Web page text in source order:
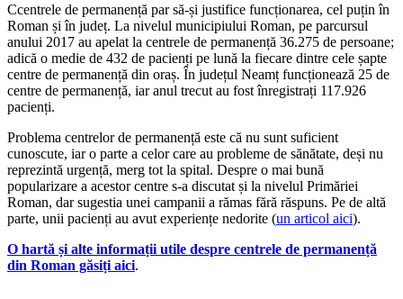
Ccentrele de permanență par să-și justifice funcționarea, cel puțin în
Roman și în județ. La nivelul municipiului Roman, pe parcursul
anului 2017 au apelat la centrele de permanență 36.275 de persoane;
adică o medie de 432 de pacienți pe lună la fiecare dintre cele șapte
centre de permanență din oraș. În județul Neamț funcționează 25 de
centre de permanență, iar anul trecut au fost înregistrați 117.926
pacienți.
Problema centrelor de permanență este că nu sunt suficient
cunoscute, iar o parte a celor care au probleme de sănătate, deși nu
reprezintă urgență, merg tot la spital. Despre o mai bună
popularizare a acestor centre s-a discutat și la nivelul Primăriei
Roman, dar sugestia unei campanii a rămas fără răspuns. Pe de altă
parte, unii pacienți au avut experiențe nedorite (un articol aici).
O hartă și alte informații utile despre centrele de permanență
din Roman găsiți aici.